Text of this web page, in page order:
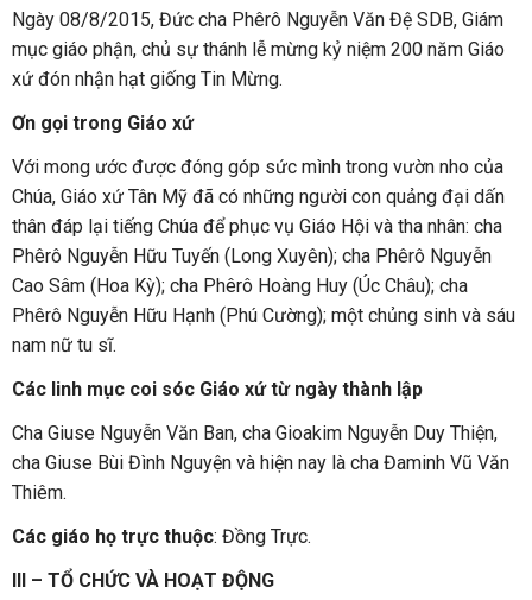
Ngày 08/8/2015, Đức cha Phêrô Nguyễn Văn Đệ SDB, Giám
mục giáo phận, chủ sự thánh lễ mừng kỷ niệm 200 năm Giáo
xứ đón nhận hạt giống Tin Mừng.
Ơn gọi trong Giáo xứ
Với mong ước được đóng góp sức mình trong vườn nho của
Chúa, Giáo xứ Tân Mỹ đã có những người con quảng đại dấn
thân đáp lại tiếng Chúa để phục vụ Giáo Hội và tha nhân: cha
Phêrô Nguyễn Hữu Tuyến (Long Xuyên); cha Phêrô Nguyễn
Cao Sâm (Hoa Kỳ); cha Phêrô Hoàng Huy (Úc Châu); cha
Phêrô Nguyễn Hữu Hạnh (Phú Cường); một chủng sinh và sáu
nam nữ tu sĩ.
Các linh mục coi sóc Giáo xứ từ ngày thành lập
Cha Giuse Nguyễn Văn Ban, cha Gioakim Nguyễn Duy Thiện,
cha Giuse Bùi Đình Nguyện và hiện nay là cha Đaminh Vũ Văn
Thiêm.
Các giáo họ trực thuộc: Đồng Trực.
III – TỔ CHỨC VÀ HOẠT ĐỘNG